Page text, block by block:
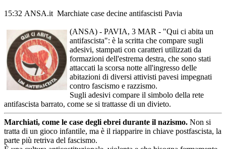
15:32 ANSA.it Marchiate case decine antifascisti Pavia
(ANSA) - PAVIA, 3 MAR - "Qui ci abita un
antifascista": è la scritta che compare sugli
adesivi, stampati con caratteri utilizzati da
formazioni dell'estrema destra, che sono stati
attaccati la scorsa notte all'ingresso delle
abitazioni di diversi attivisti pavesi impegnati
contro fascismo e razzismo.
Sugli adesivi compare il simbolo della rete
antifascista barrato, come se si trattasse di un divieto.
Marchiati, come le case degli ebrei durante il nazismo. Non si
tratta di un gioco infantile, ma è il riapparire in chiave postfascista, la
parte più retriva del fascismo.